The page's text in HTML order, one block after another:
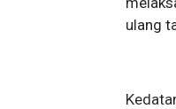
ulang